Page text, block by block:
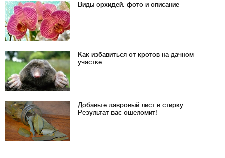
Виды орхидей: фото и описание
Как избавиться от кротов на дачном
участке
Добавьте лавровый лист в стирку.
Результат вас ошеломит!